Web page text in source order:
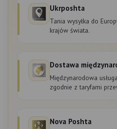
Ukrposhta
Tania wysyłka do
krajów świata.
Dostawa
Międzynarodowa
zgodnie z taryfami
Nova Poshta